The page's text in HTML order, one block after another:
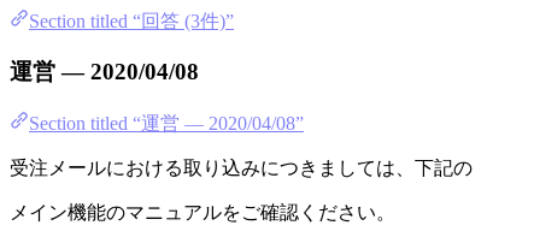
Section titled “回答 (3件)”
運営 — 2020/04/08
Section titled “運営 — 2020/04/08”
受注メールにおける取り込みにつきましては、下記の
メイン機能のマニュアルをご確認ください。